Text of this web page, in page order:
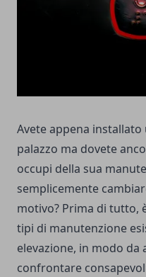
Avete appena
palazzo ma dovete
occupi della sua
semplicemente
motivo? Prima di tutto,
tipi di manutenzione
elevazione, in modo
confrontare